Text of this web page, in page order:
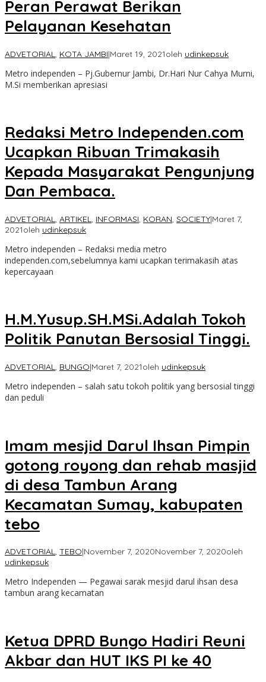
Peran Perawat Berikan
Pelayanan Kesehatan
ADVETORIAL, KOTA JAMBI|Maret 19, 2021oleh udinkepsuk
Metro independen – Pj.Gubernur Jambi, Dr.Hari Nur Cahya Murni,
M.Si memberikan apresiasi
Redaksi Metro Independen.com
Ucapkan Ribuan Trimakasih
Kepada Masyarakat Pengunjung
Dan Pembaca.
ADVETORIAL, ARTIKEL, INFORMASI, KORAN, SOCIETY|Maret 7,
2021oleh udinkepsuk
Metro independen – Redaksi media metro
independen.com,sebelumnya kami ucapkan terimakasih atas
kepercayaan
H.M.Yusup.SH.MSi.Adalah Tokoh
Politik Panutan Bersosial Tinggi.
ADVETORIAL, BUNGO|Maret 7, 2021oleh udinkepsuk
Metro independen – salah satu tokoh politik yang bersosial tinggi
dan peduli
Imam mesjid Darul Ihsan Pimpin
gotong royong dan rehab masjid
di desa Tambun Arang
Kecamatan Sumay, kabupaten
tebo
ADVETORIAL, TEBO|November 7, 2020November 7, 2020oleh
udinkepsuk
Metro Independen — Pegawai sarak mesjid darul ihsan desa
tambun arang kecamatan
Ketua DPRD Bungo Hadiri Reuni
Akbar dan HUT IKS PI ke 40